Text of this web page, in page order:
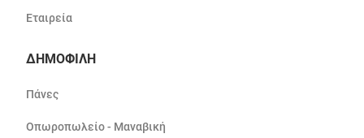
Εταιρεία
ΔΗΜΟΦΙΛΗ
Πάνες
Οπωροπωλείο - Μαναβική